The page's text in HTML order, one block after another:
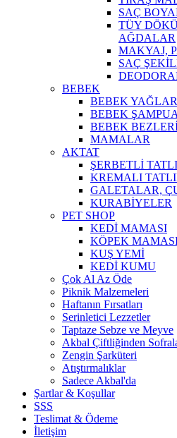
SAÇ
TÜY
AĞDALAR
MAKYAJ,
SAÇ
BEBEK
BEBEK
BEBEK
BEBEK
MAMALAR
AKTAT
ŞERBETLİ
KREMALI
GALETALAR,
KURABİYELER
PET SHOP
KEDİ MAMASI
KÖPEK
KUŞ YEMİ
KEDİ KUMU
Çok Al Az Öde
Piknik Malzemeleri
Haftanın Fırsatları
Serinletici Lezzetler
Taptaze Sebze ve Meyve
Akbal Çiftliğinden
Zengin Şarküteri
Atıştırmalıklar
Sadece Akbal'da
Şartlar & Koşullar
SSS
Teslimat & Ödeme
İletişim